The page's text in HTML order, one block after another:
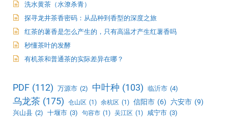
洗水黄茶（水潦杀青）
探寻龙井茶香密码：从品种到香型的深度之旅
红茶的薯香是怎么产生的，只有高温才产生红薯香吗
秒懂茶叶的发酵
有机茶和普通茶的实际差异在哪？
PDF (112) 万源市 (2) 中叶种 (103) 临沂市 (4)
乌龙茶 (175) 仓山区 (1) 余杭区 (1) 信阳市 (6) 六安市 (9)
兴山县 (2) 十堰市 (3) 句容市 (1) 吴江区 (1) 咸宁市 (3)